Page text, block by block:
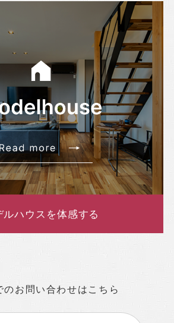
ルハウスを体感する
のお問い合わせはこちら